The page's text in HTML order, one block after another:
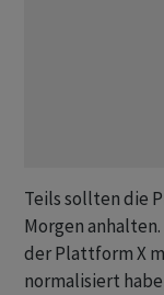
Teils sollten die
Morgen
der Plattform X
normalisiert